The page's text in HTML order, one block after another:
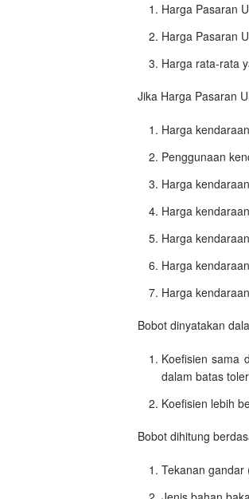
Harga Pasaran
Harga Pasaran
Harga rata-rata
Jika Harga Pasaran
Harga
Penggunaan
Harga
Harga
Harga
Harga
Harga
Bobot dinyatakan
Koefisien sama
dalam batas
Koefisien lebih
Bobot dihitung
Tekanan gandar